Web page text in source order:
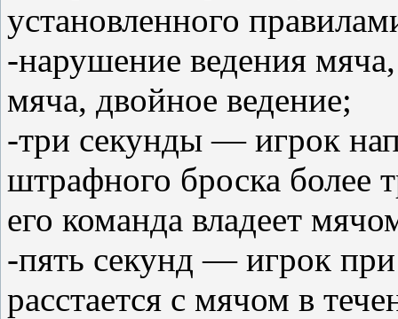
установленного
-нарушение ведения
мяча, двойное ведение;
-три секунды — игрок
штрафного броска более
его команда владеет
-пять секунд — игрок
расстается с мячом в